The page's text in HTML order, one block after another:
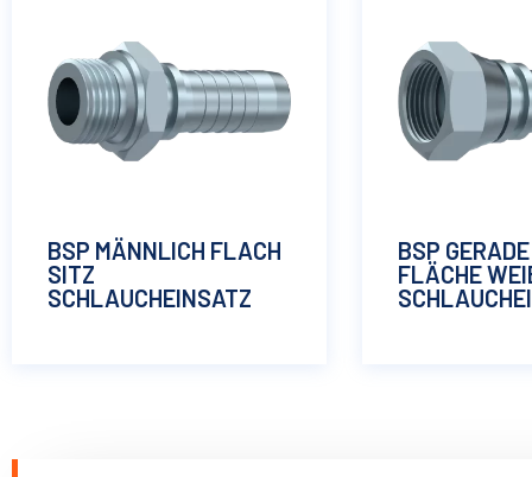
BSP MÄNNLICH FLACH
SITZ
SCHLAUCHEINSATZ
BSP
FLÄCHE